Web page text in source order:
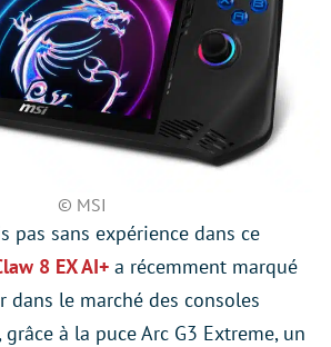
© MSI
pas sans expérience dans ce
8 EX AI+ a récemment marqué
dans le marché des consoles
à la puce Arc G3 Extreme, un